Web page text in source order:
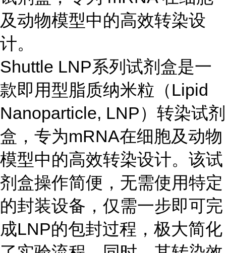
及动物模型中的高效转染设
计。
Shuttle LNP系列试剂盒是一
款即用型脂质纳米粒（Lipid
Nanoparticle, LNP）转染试剂
盒，专为mRNA在细胞及动物
模型中的高效转染设计。该试
剂盒操作简便，无需使用特定
的封装设备，仅需一步即可完
成LNP的包封过程，极大简化